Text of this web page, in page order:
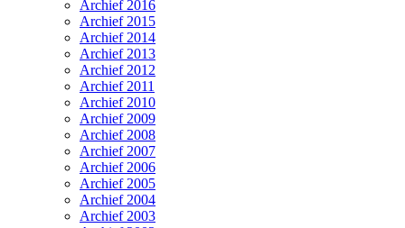
Archief 2016
Archief 2015
Archief 2014
Archief 2013
Archief 2012
Archief 2011
Archief 2010
Archief 2009
Archief 2008
Archief 2007
Archief 2006
Archief 2005
Archief 2004
Archief 2003